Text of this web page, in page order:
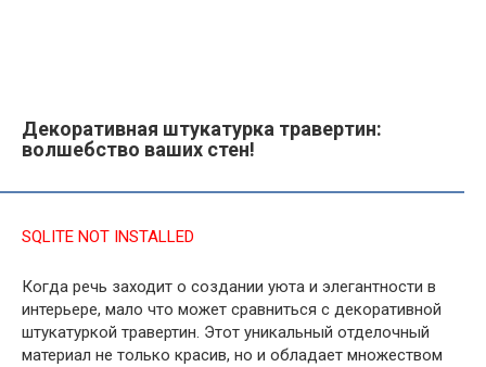
Декоративная штукатурка травертин:
волшебство ваших стен!
SQLITE NOT INSTALLED
Когда речь заходит о создании уюта и элегантности в
интерьере, мало что может сравниться с декоративной
штукатуркой травертин. Этот уникальный отделочный
материал не только красив, но и обладает множеством